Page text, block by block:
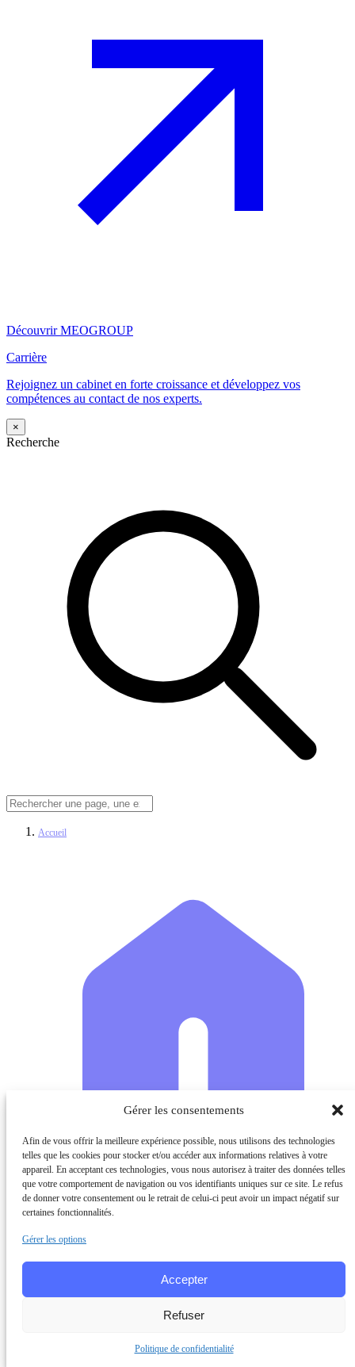
Gérer les consentements
Afin de vous offrir la meilleure expérience possible, nous utilisons des technologies
telles que les cookies pour stocker et/ou accéder aux informations relatives à votre
appareil. En acceptant ces technologies, vous nous autorisez à traiter des données telles
que votre comportement de navigation ou vos identifiants uniques sur ce site. Le refus
de donner votre consentement ou le retrait de celui-ci peut avoir un impact négatif sur
certaines fonctionnalités.
Gérer les options
Accepter
Refuser
Politique de confidentialité
Découvrir MEOGROUP
Carrière
Rejoignez un cabinet en forte croissance et développez vos
compétences au contact de nos experts.
×
Recherche
Accueil